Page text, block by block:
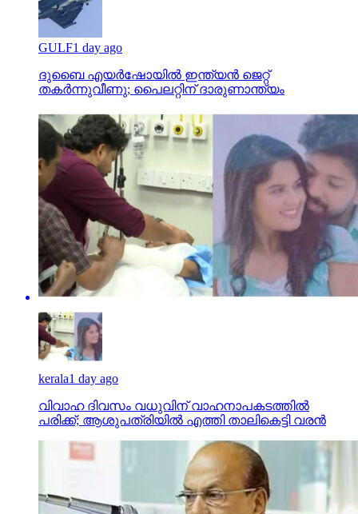
GULF1 day ago
ദുബൈ എയര്‍ഷോയില്‍ ഇന്ത്യന്‍ ജെറ്റ്
തകര്‍ന്നുവീണു; പൈലറ്റിന് ദാരുണാന്ത്യം
kerala1 day ago
വിവാഹ ദിവസം വധുവിന് വാഹനാപകടത്തില്‍
പരിക്ക്; ആശുപത്രിയില്‍ എത്തി താലികെട്ടി വരന്‍